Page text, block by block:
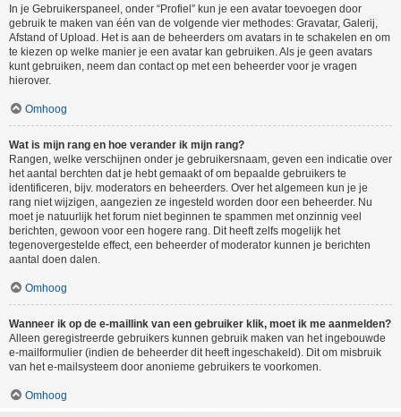
In je Gebruikerspaneel, onder “Profiel” kun je een avatar toevoegen door
gebruik te maken van één van de volgende vier methodes: Gravatar, Galerij,
Afstand of Upload. Het is aan de beheerders om avatars in te schakelen en om
te kiezen op welke manier je een avatar kan gebruiken. Als je geen avatars
kunt gebruiken, neem dan contact op met een beheerder voor je vragen
hierover.
Omhoog
Wat is mijn rang en hoe verander ik mijn rang?
Rangen, welke verschijnen onder je gebruikersnaam, geven een indicatie over
het aantal berchten dat je hebt gemaakt of om bepaalde gebruikers te
identificeren, bijv. moderators en beheerders. Over het algemeen kun je je
rang niet wijzigen, aangezien ze ingesteld worden door een beheerder. Nu
moet je natuurlijk het forum niet beginnen te spammen met onzinnig veel
berichten, gewoon voor een hogere rang. Dit heeft zelfs mogelijk het
tegenovergestelde effect, een beheerder of moderator kunnen je berichten
aantal doen dalen.
Omhoog
Wanneer ik op de e-maillink van een gebruiker klik, moet ik me aanmelden?
Alleen geregistreerde gebruikers kunnen gebruik maken van het ingebouwde
e-mailformulier (indien de beheerder dit heeft ingeschakeld). Dit om misbruik
van het e-mailsysteem door anonieme gebruikers te voorkomen.
Omhoog